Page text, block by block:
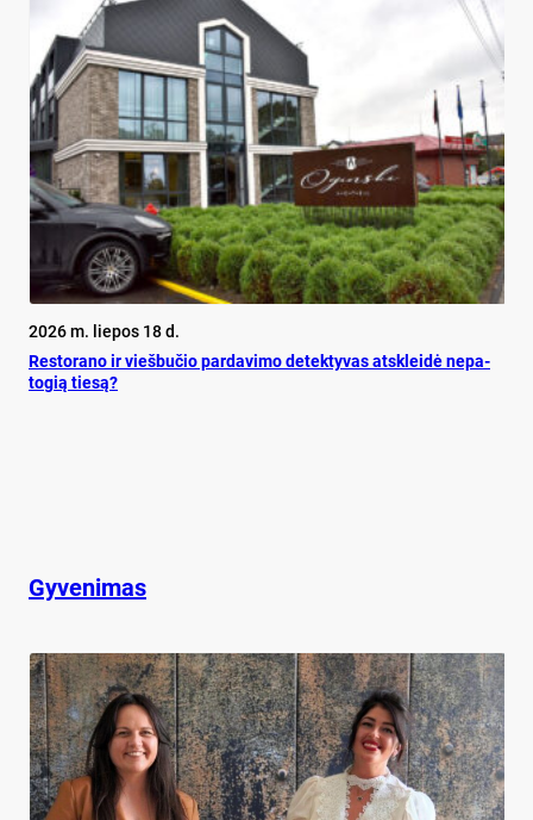
2026 m. liepos 18 d.
Res­to­ra­no ir vieš­bu­čio par­da­vi­mo de­tek­ty­vas at­sklei­dė ne­pa­
to­gią tie­są?
Gyvenimas